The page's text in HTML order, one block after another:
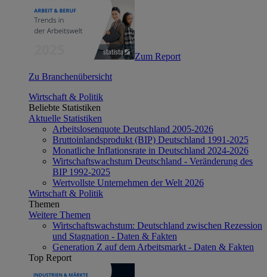
Zum Report
Zu Branchenübersicht
Wirtschaft & Politik
Beliebte Statistiken
Aktuelle Statistiken
Arbeitslosenquote Deutschland 2005-2026
Bruttoinlandsprodukt (BIP) Deutschland 1991-2025
Monatliche Inflationsrate in Deutschland 2024-2026
Wirtschaftswachstum Deutschland - Veränderung des
BIP 1992-2025
Wertvollste Unternehmen der Welt 2026
Wirtschaft & Politik
Themen
Weitere Themen
Wirtschaftswachstum: Deutschland zwischen Rezession
und Stagnation - Daten & Fakten
Generation Z auf dem Arbeitsmarkt - Daten & Fakten
Top Report